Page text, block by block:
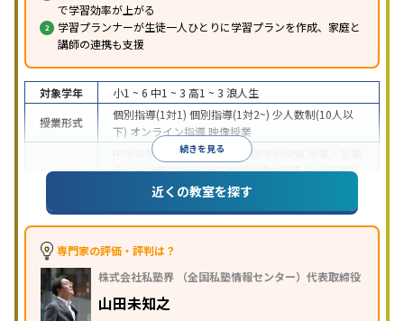
で学習効率が上がる
学習プランナーが生徒一人ひとりに学習プランを作成、家庭と
講師の連携も支援
続きを見る
対象学年 小1 ~ 6 中1 ~ 3 高1 ~ 3 浪人生
授業形式
個別指導(1対1) 個別指導(1対2~) 少人数制(10人以
下) オンライン指導映像授業
中学受験 高校受験大学受験 医学部受験
テスト対策内申点対策学習習慣の定着総合型選抜
(旧AO)対策推薦入試対策学校別特化対策
漢検(漢字検定)対策数学特化対策英語・英会話特化
特徴
中高一貫校生に対応
保証制度あり
授業の振替可能学習にPC・タブレッ
トを利用 オンライン対応
講習のみの受講可
近くの教室を探す
専門家の評価・評判は？
株式会社私塾界 （全国私塾情報センター）代表取締役
山田未知之